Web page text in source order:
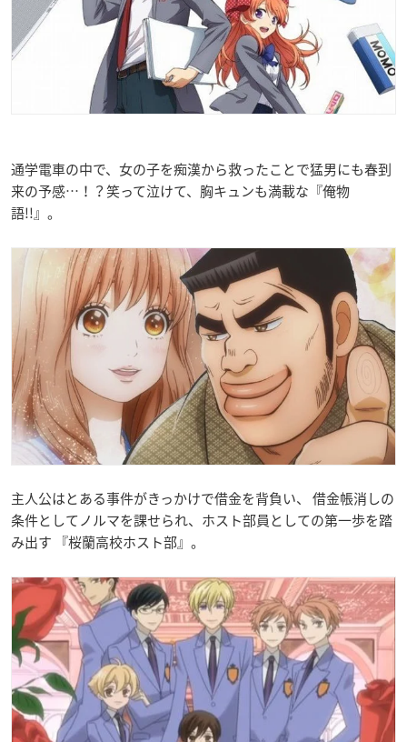
通学電車の中で、女の子を痴漢から救ったことで猛男にも春到
来の予感…！？笑って泣けて、胸キュンも満載な『俺物
語!!』。
主人公はとある事件がきっかけで借金を背負い、 借金帳消しの
条件としてノルマを課せられ、ホスト部員としての第一歩を踏
み出す 『桜蘭高校ホスト部』。